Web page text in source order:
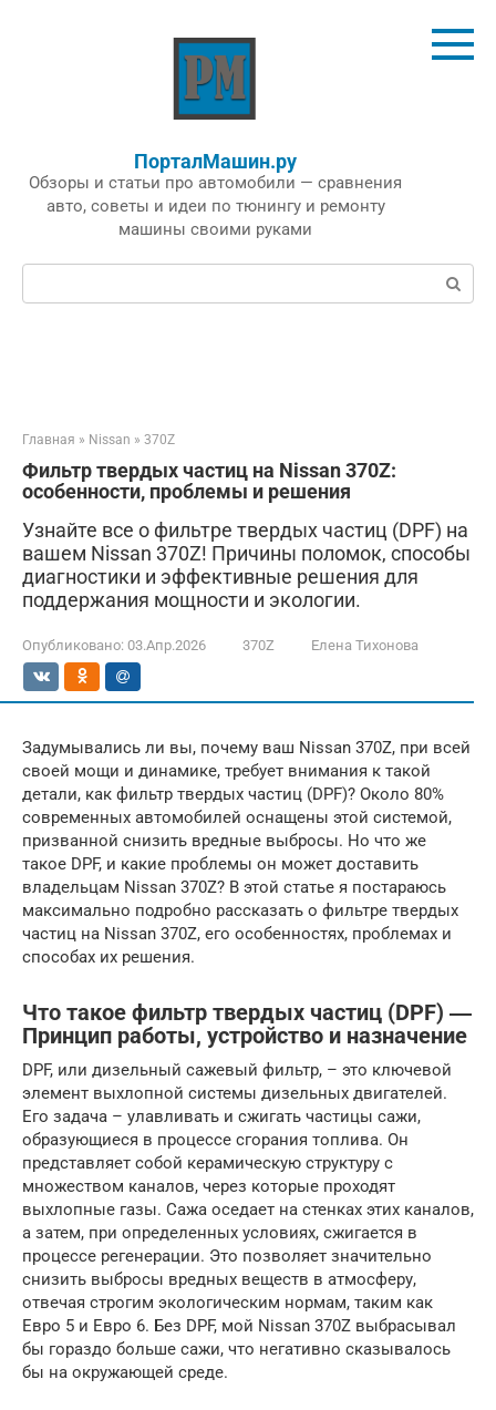
ПорталМашин.ру
Обзоры и статьи про автомобили — сравнения
авто, советы и идеи по тюнингу и ремонту
машины своими руками
Поиск:
Главная » Nissan » 370Z
Фильтр твердых частиц на Nissan 370Z:
особенности, проблемы и решения
Узнайте все о фильтре твердых частиц (DPF) на
вашем Nissan 370Z! Причины поломок, способы
диагностики и эффективные решения для
поддержания мощности и экологии.
Опубликовано: 03.Апр.2026 370Z Елена Тихонова
Задумывались ли вы, почему ваш Nissan 370Z, при всей
своей мощи и динамике, требует внимания к такой
детали, как фильтр твердых частиц (DPF)? Около 80%
современных автомобилей оснащены этой системой,
призванной снизить вредные выбросы. Но что же
такое DPF, и какие проблемы он может доставить
владельцам Nissan 370Z? В этой статье я постараюсь
максимально подробно рассказать о фильтре твердых
частиц на Nissan 370Z, его особенностях, проблемах и
способах их решения.
Что такое фильтр твердых частиц (DPF) ―
Принцип работы, устройство и назначение
DPF, или дизельный сажевый фильтр, – это ключевой
элемент выхлопной системы дизельных двигателей.
Его задача – улавливать и сжигать частицы сажи,
образующиеся в процессе сгорания топлива. Он
представляет собой керамическую структуру с
множеством каналов, через которые проходят
выхлопные газы. Сажа оседает на стенках этих каналов,
а затем, при определенных условиях, сжигается в
процессе регенерации. Это позволяет значительно
снизить выбросы вредных веществ в атмосферу,
отвечая строгим экологическим нормам, таким как
Евро 5 и Евро 6. Без DPF, мой Nissan 370Z выбрасывал
бы гораздо больше сажи, что негативно сказывалось
бы на окружающей среде.